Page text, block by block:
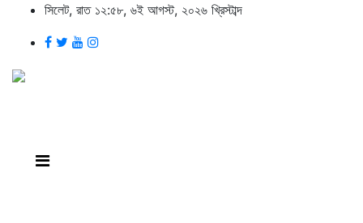
সিলেট, রাত ১২:৫৮, ৬ই আগস্ট, ২০২৬ খ্রিস্টাব্দ